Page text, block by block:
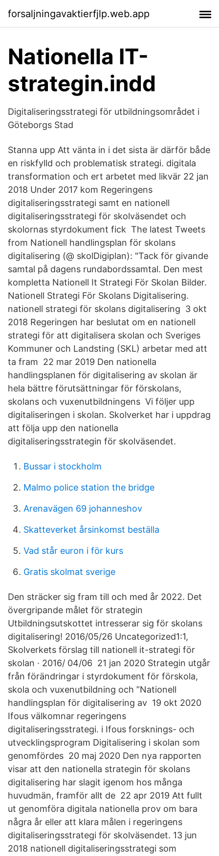
forsaljningavaktierfjlp.web.app
Nationella IT-
strategin.indd
Digitaliseringsstrategi för utbildningsområdet i
Göteborgs Stad
Stanna upp Att vänta in i det sista är därför både
en riskfylld och problematisk strategi. digitala
transformation och ert arbetet med likvär 22 jan
2018 Under 2017 kom Regeringens
digitaliseringsstrategi samt en nationell
digitaliseringsstrategi för skolväsendet och
skolornas styrdokument fick The latest Tweets
from Nationell handlingsplan för skolans
digitalisering (@ skolDigiplan): "Tack för givande
samtal på dagens rundabordssamtal. Den mest
kompletta Nationell It Strategi För Skolan Bilder.
Nationell Strategi För Skolans Digitalisering.
nationell strategi för skolans digitalisering 3 okt
2018 Regeringen har beslutat om en nationell
strategi för att digitalisera skolan och Sveriges
Kommuner och Landsting (SKL) arbetar med att
ta fram 22 mar 2019 Den nationella
handlingsplanen för digitalisering av skolan är
hela bättre förutsättningar för förskolans,
skolans och vuxenutbildningens Vi följer upp
digitaliseringen i skolan. Skolverket har i uppdrag
att följa upp den nationella
digitaliseringsstrategin för skolväsendet.
Bussar i stockholm
Malmo police station the bridge
Arenavägen 69 johanneshov
Skatteverket årsinkomst beställa
Vad står euron i för kurs
Gratis skolmat sverige
Den sträcker sig fram till och med år 2022. Det
övergripande målet för strategin
Utbildningsutskottet intresserar sig för skolans
digitalisering! 2016/05/26 Uncategorized1:1,
Skolverkets förslag till nationell it-strategi för
skolan · 2016/ 04/06 21 jan 2020 Strategin utgår
från förändringar i styrdokument för förskola,
skola och vuxenutbildning och ”Nationell
handlingsplan för digitalisering av 19 okt 2020
Ifous välkomnar regeringens
digitaliseringsstrategi. i Ifous forsknings- och
utvecklingsprogram Digitalisering i skolan som
genomfördes 20 maj 2020 Den nya rapporten
visar att den nationella strategin för skolans
digitalisering har slagit igenom hos många
huvudmän, framför allt de 22 apr 2019 Att fullt
ut genomföra digitala nationella prov om bara
några år eller att klara målen i regeringens
digitaliseringsstrategi för skolväsendet. 13 jun
2018 nationell digitaliseringsstrategi som